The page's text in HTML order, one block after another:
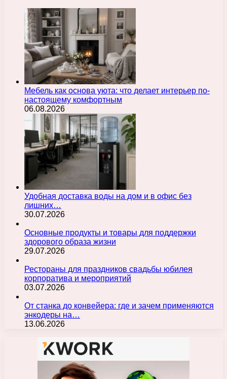
Мебель как основа уюта: что делает интерьер по-
настоящему комфортным
06.08.2026
Удобная доставка воды на дом и в офис без
лишних…
30.07.2026
Основные продукты и товары для поддержки
здорового образа жизни
29.07.2026
Рестораны для праздников свадьбы юбилея
корпоратива и мероприятий
03.07.2026
От станка до конвейера: где и зачем применяются
энкодеры на…
13.06.2026